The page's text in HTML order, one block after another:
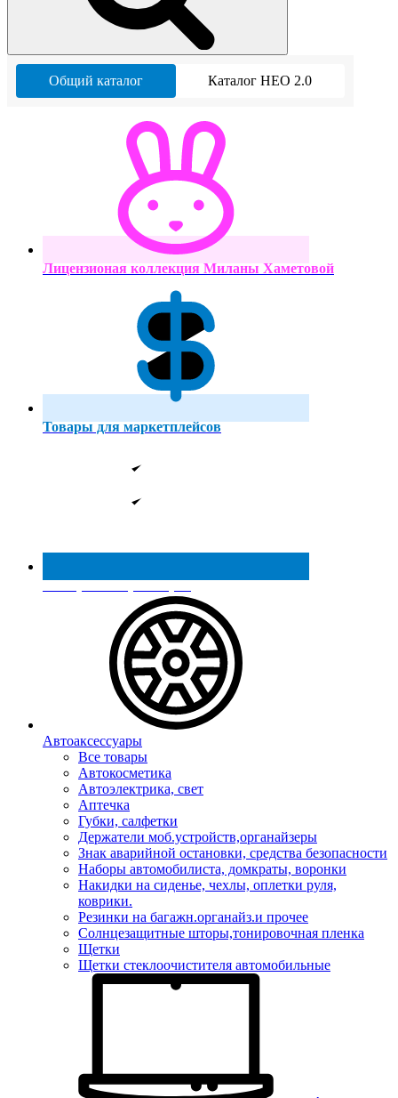
Общий каталог Каталог НЕО 2.0
Лицензионая коллекция Миланы Хаметовой
Товары для маркетплейсов
Реестр МинПромТорга
Автоаксессуары
Все товары
Автокосметика
Автоэлектрика, свет
Аптечка
Губки, салфетки
Держатели моб.устройств,органайзеры
Знак аварийной остановки, средства безопасности
Наборы автомобилиста, домкраты, воронки
Накидки на сиденье, чехлы, оплетки руля,
коврики.
Резинки на багажн.органайз.и прочее
Солнцезащитные шторы,тонировочная пленка
Щетки
Щетки стеклоочистителя автомобильные